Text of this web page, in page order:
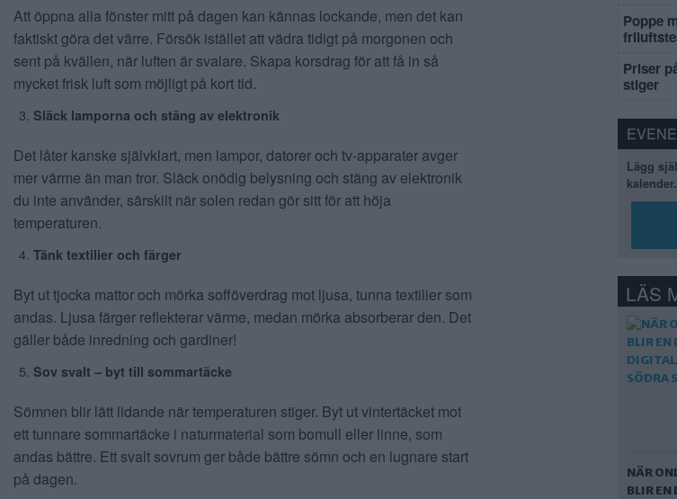
Att öppna alla fönster mitt på dagen kan kännas lockande, men det kan
faktiskt göra det värre. Försök istället att vädra tidigt på morgonen och
sent på kvällen, när luften är svalare. Skapa korsdrag för att få in så
mycket frisk luft som möjligt på kort tid.
Släck lamporna och stäng av elektronik
Det låter kanske självklart, men lampor, datorer och tv-apparater avger
mer värme än man tror. Släck onödig belysning och stäng av elektronik
du inte använder, särskilt när solen redan gör sitt för att höja
temperaturen.
Tänk textilier och färger
Byt ut tjocka mattor och mörka sofföverdrag mot ljusa, tunna textilier som
andas. Ljusa färger reflekterar värme, medan mörka absorberar den. Det
gäller både inredning och gardiner!
Sov svalt – byt till sommartäcke
Sömnen blir lätt lidande när temperaturen stiger. Byt ut vintertäcket mot
ett tunnare sommartäcke i naturmaterial som bomull eller linne, som
andas bättre. Ett svalt sovrum ger både bättre sömn och en lugnare start
på dagen.
Poppe
Priser
stiger
Lägg
kalender.
LÄS
NÄR
BLIR EN